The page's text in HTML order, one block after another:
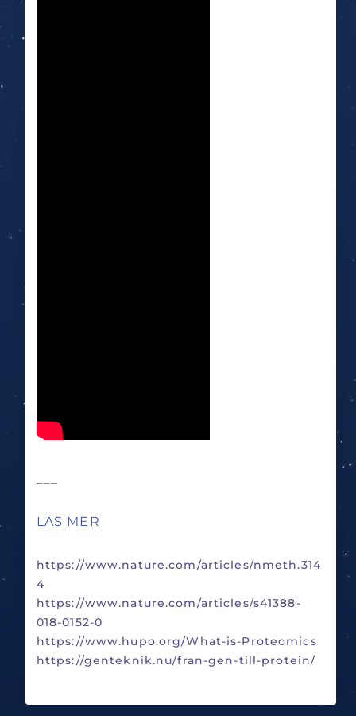
LÄS MER
https://www.nature.com/articles/nmeth.314
4
https://www.nature.com/articles/s41388-
018-0152-0
https://www.hupo.org/What-is-Proteomics
https://genteknik.nu/fran-gen-till-protein/